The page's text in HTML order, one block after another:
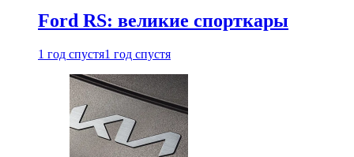
Ford RS: великие спорткары
1 год спустя1 год спустя